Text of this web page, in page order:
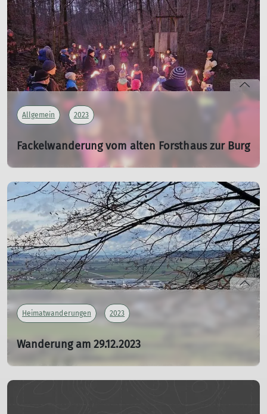
Allgemein 2023
Fackelwanderung vom alten Forsthaus zur Burg
Fackelwanderung am 17.12.2023
Eine tolle Wanderung für Groß und Klein organisierte der
DAV, Sektion Treuchtlingen am 17.12.
mehr erfahren
Heimatwanderungen 2023
Wanderung am 29.12.2023
von Dettenheim an der Jakobsruhe entlang vorbei an